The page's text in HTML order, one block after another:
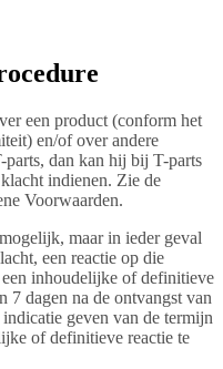
een product (conform het
en/of over andere
parts, dan kan hij bij T-parts
indienen. Zie de
Voorwaarden.
maar in ieder geval
een reactie op die
inhoudelijke of definitieve
7 dagen na de ontvangst van
geven van de termijn
of definitieve reactie te